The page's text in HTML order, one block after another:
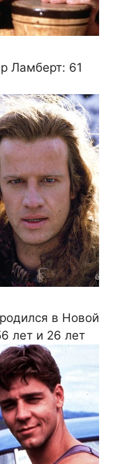
Ламберт: 61
в Новой
лет и 26 лет